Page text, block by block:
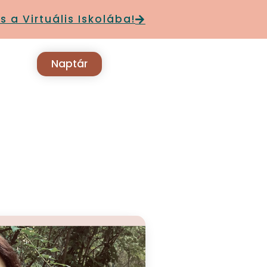
a Virtuális Iskolába!
Naptár